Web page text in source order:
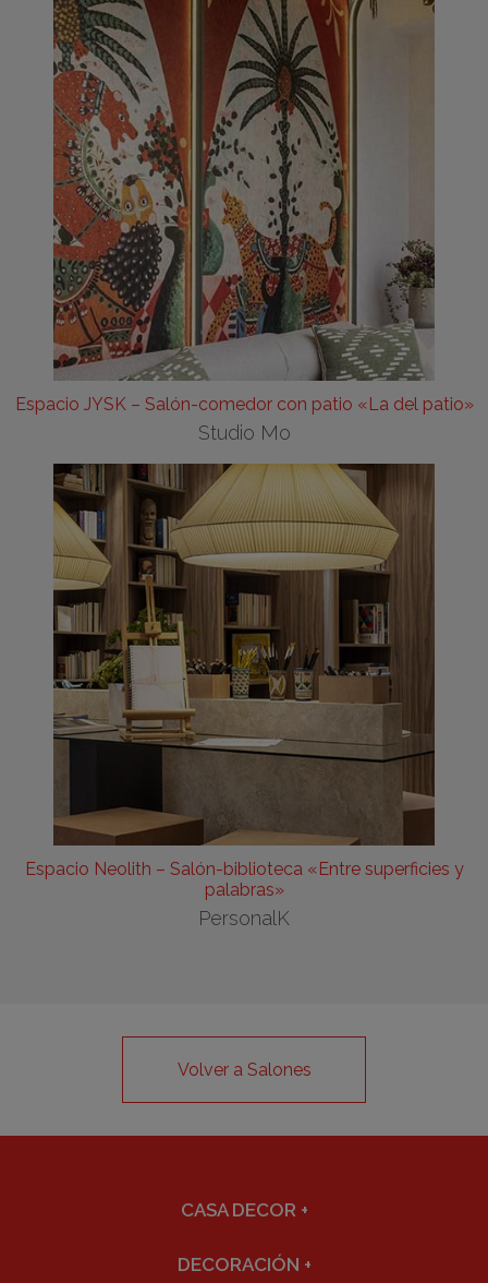
Espacio JYSK – Salón-comedor con patio «La del patio»
Studio Mo
Espacio Neolith – Salón-biblioteca «Entre superficies y
palabras»
PersonalK
Volver a Salones
CASA DECOR +
DECORACIÓN +